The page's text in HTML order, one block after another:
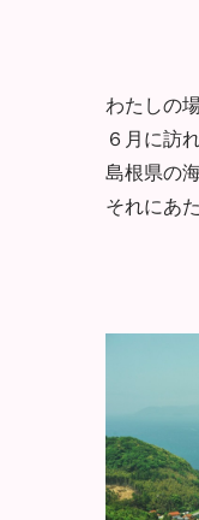
わたしの
６月に訪
島根県の
それにあ